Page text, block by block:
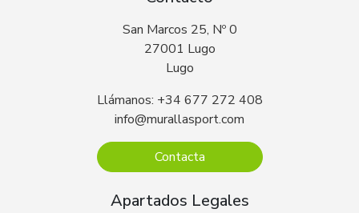
San Marcos 25, Nº 0
27001 Lugo
Lugo
Llámanos: +34 677 272 408
info@murallasport.com
Contacta
Apartados Legales